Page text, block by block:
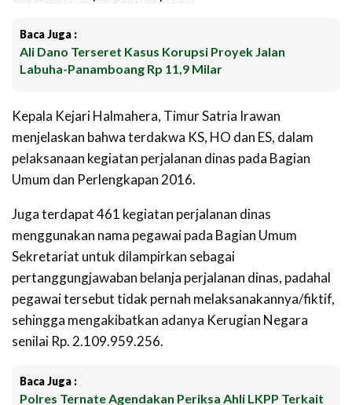
Baca Juga :
Ali Dano Terseret Kasus Korupsi Proyek Jalan
Labuha-Panamboang Rp 11,9 Milar
Kepala Kejari Halmahera, Timur Satria Irawan
menjelaskan bahwa terdakwa KS, HO dan ES, dalam
pelaksanaan kegiatan perjalanan dinas pada Bagian
Umum dan Perlengkapan 2016.
Juga terdapat 461 kegiatan perjalanan dinas
menggunakan nama pegawai pada Bagian Umum
Sekretariat untuk dilampirkan sebagai
pertanggungjawaban belanja perjalanan dinas, padahal
pegawai tersebut tidak pernah melaksanakannya/fiktif,
sehingga mengakibatkan adanya Kerugian Negara
senilai Rp. 2.109.959.256.
Baca Juga :
Polres Ternate Agendakan Periksa Ahli LKPP Terkait